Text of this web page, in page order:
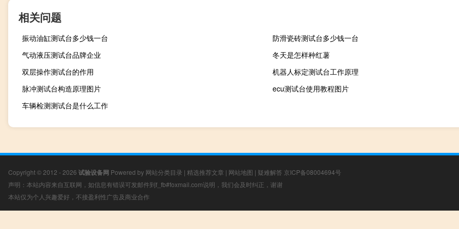
相关问题
振动油缸测试台多少钱一台
防滑瓷砖测试台多少钱一台
气动液压测试台品牌企业
冬天是怎样种红薯
双层操作测试台的作用
机器人标定测试台工作原理
脉冲测试台构造原理图片
ecu测试台使用教程图片
车辆检测测试台是什么工作
Copyright © 2012 - 2026 试验设备网 Powered by 网站分类目录 | 精选推荐文章 | 网站地图 | 疑难解答 京ICP备08004694号
声明：本站内容来自互联网，如信息有错误可发邮件到f_fb#foxmail.com说明，我们会及时纠正，谢谢
本站仅为个人兴趣爱好，不接盈利性广告及商业合作